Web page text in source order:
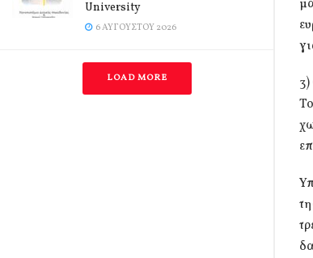
University
6 ΑΥΓΟΎΣΤΟΥ 2026
LOAD MORE